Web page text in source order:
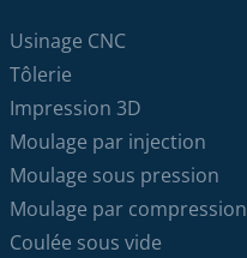
Usinage CNC
Tôlerie
Impression 3D
Moulage par injection
Moulage sous pression
Moulage par compression
Coulée sous vide